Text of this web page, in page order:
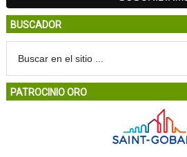
BUSCADOR
PATROCINIO ORO